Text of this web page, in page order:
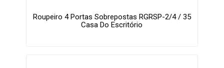
Roupeiro 4 Portas Sobrepostas RGRSP-2/4 / 35
Casa Do Escritório